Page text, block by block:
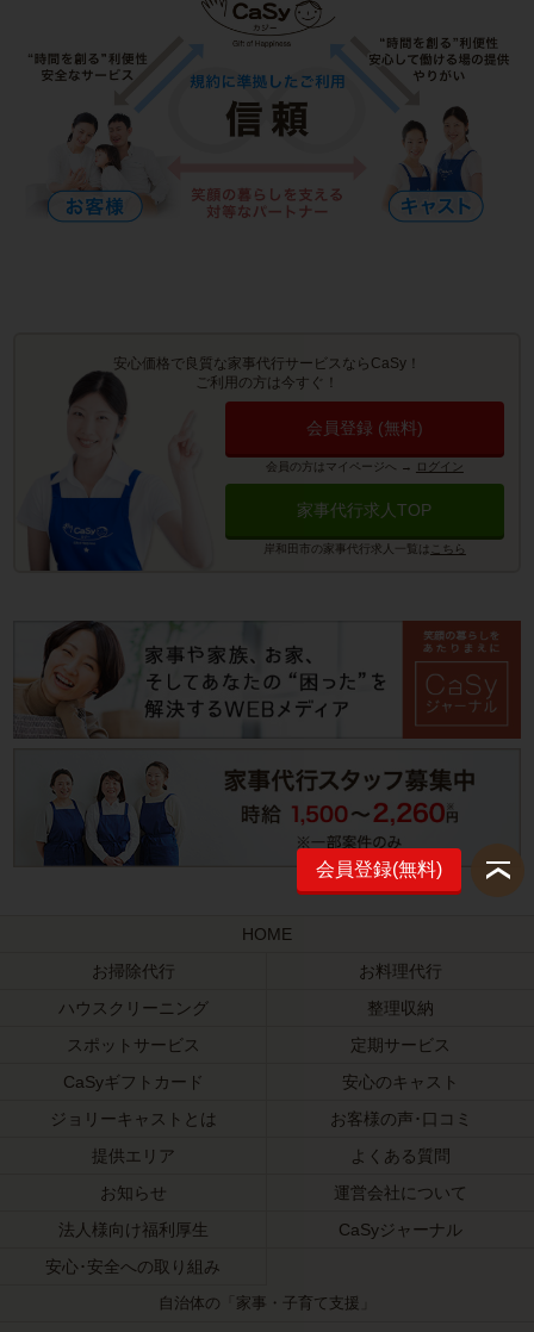
安心価格で良質な家事代行サービスならCaSy！
ご利用の方は今すぐ！
会員登録 (無料)
会員の方はマイページへ → ログイン
家事代行求人TOP
岸和田市の家事代行求人一覧は こちら
会員登録(無料)
HOME
お掃除代行
お料理代行
ハウスクリーニング
整理収納
スポットサービス
定期サービス
CaSyギフトカード
安心のキャスト
ジョリーキャストとは
お客様の声･口コミ
提供エリア
よくある質問
お知らせ
運営会社について
法人様向け福利厚生
CaSyジャーナル
安心･安全への取り組み
自治体の「家事・子育て支援」